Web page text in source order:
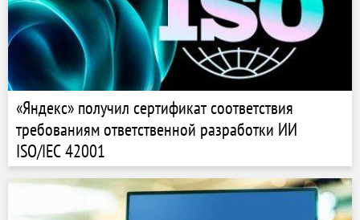
«Яндекс» получил сертификат соответствия
требованиям ответственной разработки ИИ
ISO/IEC 42001